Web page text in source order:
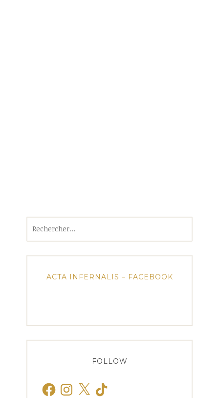
ACTA INFERNALIS – FACEBOOK
FOLLOW
FacebookInstagram
X TikTok